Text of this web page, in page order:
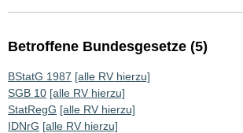
Betroffene Bundesgesetze (5)
BStatG 1987 [alle RV hierzu]
SGB 10 [alle RV hierzu]
StatRegG [alle RV hierzu]
IDNrG [alle RV hierzu]